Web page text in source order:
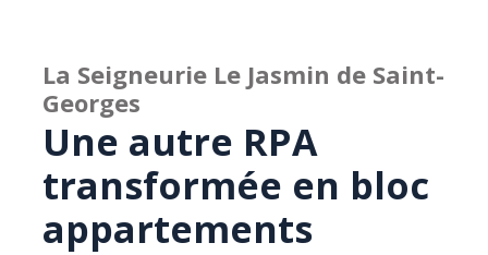
La Seigneurie Le Jasmin de Saint-
Georges
Une autre RPA
transformée en bloc
appartements